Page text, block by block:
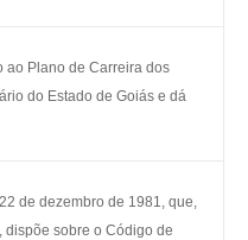
ao Plano de Carreira dos
do Estado de Goiás e dá
de dezembro de 1981, que,
dispõe sobre o Código de